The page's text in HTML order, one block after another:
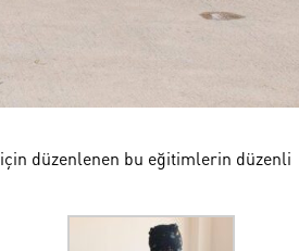
düzenlenen bu eğitimlerin düzenli